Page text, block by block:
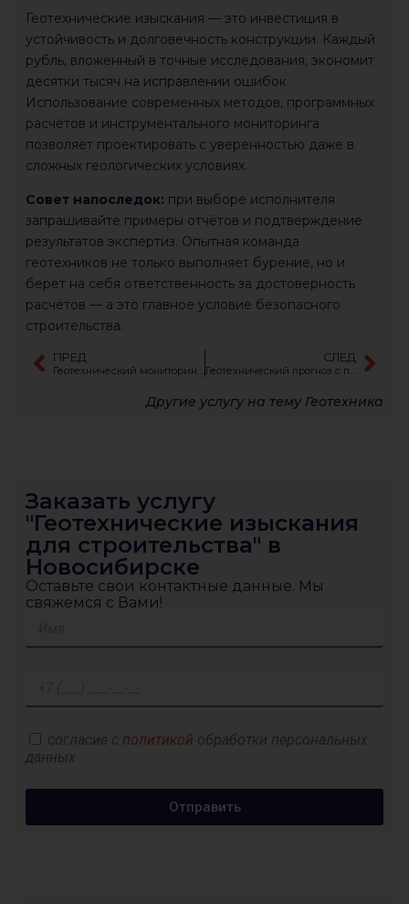
Геотехнические изыскания — это инвестиция в
устойчивость и долговечность конструкции. Каждый
рубль, вложенный в точные исследования, экономит
десятки тысяч на исправлении ошибок.
Использование современных методов, программных
расчётов и инструментального мониторинга
позволяет проектировать с уверенностью даже в
сложных геологических условиях.
Совет напоследок: при выборе исполнителя
запрашивайте примеры отчётов и подтверждение
результатов экспертиз. Опытная команда
геотехников не только выполняет бурение, но и
берёт на себя ответственность за достоверность
расчётов — а это главное условие безопасного
строительства.
ПРЕД СЛЕД
Другие услугу на тему Геотехника
Заказать услугу
"Геотехнические изыскания
для строительства" в
Новосибирске
Оставьте свои контактные данные. Мы
свяжемся с Вами!
согласие с политикой обработки персональных
данных
Отправить